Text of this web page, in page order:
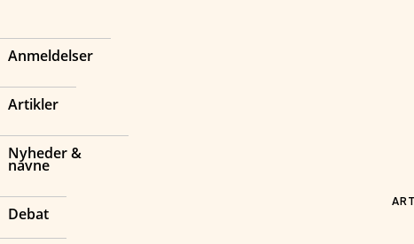
Anmeldelser
Artikler
Nyheder &
navne
Debat